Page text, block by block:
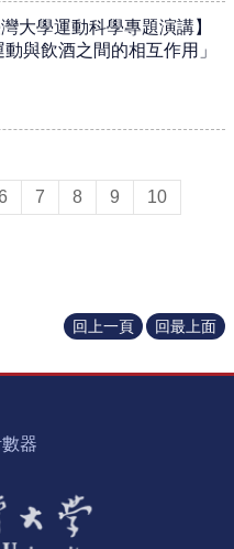
大學運動科學專題演講】
與飲酒之間的相互作用」
7 8 9 10
回上一頁 回最上面